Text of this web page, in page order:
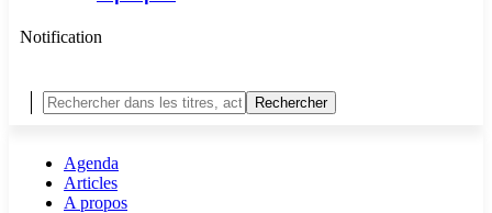
Notification
Agenda
Articles
A propos